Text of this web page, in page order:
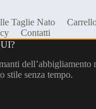
Taglie Nato
Contatti
dell’abbigliamento
stile senza tempo.